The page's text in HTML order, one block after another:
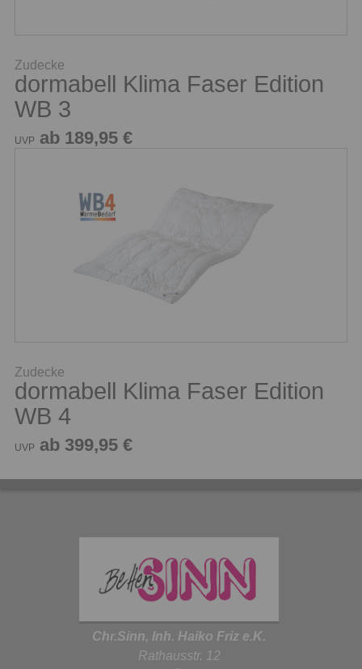
Zudecke
dormabell Klima Faser Edition
WB 3
UVP ab 189,95 €
Zudecke
dormabell Klima Faser Edition
WB 4
UVP ab 399,95 €
Chr.Sinn, Inh. Haiko Friz e.K.
Rathausstr. 12